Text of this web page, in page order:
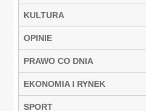
KULTURA
OPINIE
PRAWO CO DNIA
EKONOMIA I RYNEK
SPORT